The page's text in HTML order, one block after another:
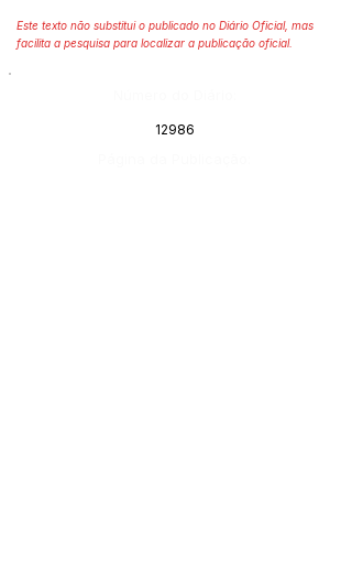
Este texto não substitui o publicado no Diário Oficial, mas
facilita a pesquisa para localizar a publicação oficial.
12986